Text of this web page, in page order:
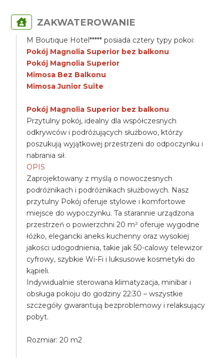
ZAKWATEROWANIE
M Boutique Hotel***** posiada cztery typy pokoi:
Pokój Magnolia Superior bez balkonu
Pokój Magnolia Superior
Mimosa Bez Balkonu
Mimosa Junior Suite
Pokój Magnolia Superior bez balkonu
Przytulny pokój, idealny dla współczesnych
odkrywców i podróżujących służbowo, którzy
poszukują wyjątkowej przestrzeni do odpoczynku i
nabrania sił.
OPIS
Zaprojektowany z myślą o nowoczesnych
podróżnikach i podróżnikach służbowych. Nasz
przytulny Pokój oferuje stylowe i komfortowe
miejsce do wypoczynku. Ta starannie urządzona
przestrzeń o powierzchni 20 m² oferuje wygodne
łóżko, elegancki aneks kuchenny oraz wysokiej
jakości udogodnienia, takie jak 50-calowy telewizor
cyfrowy, szybkie Wi-Fi i luksusowe kosmetyki do
kąpieli.
Indywidualnie sterowana klimatyzacja, minibar i
obsługa pokoju do godziny 22:30 – wszystkie
szczegóły gwarantują bezproblemowy i relaksujący
pobyt.
Rozmiar: 20 m2